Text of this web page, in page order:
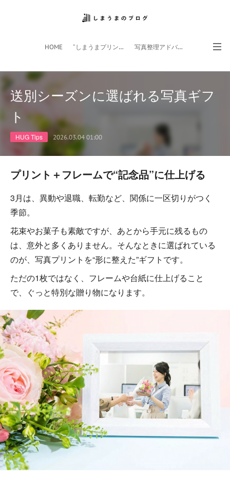
HOME ”しまうまプリント”サイト 写真整理アドバイザー
送別シーズンに選ばれる写真ギフ
ト
HUG Tips 2026.03.04 01:00
プリント＋フレームで“記念品”に仕上げる
3月は、異動や退職、転勤など、関係に一区切りがつく
季節。
花束やお菓子も素敵ですが、あとから手元に残るもの
は、意外と多くありません。そんなときに選ばれている
のが、写真プリントを“形に整えた”ギフトです。
ただの1枚ではなく、フレームや台紙に仕上げること
で、ぐっと特別な贈り物になります。